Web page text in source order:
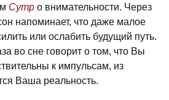
Сутр о внимательности. Через
напоминает, что даже малое
или ослабить будущий путь.
во сне говорит о том, что Вы
к импульсам, из
Ваша реальность.